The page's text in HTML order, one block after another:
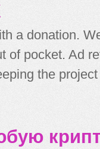
a donation.
of pocket. Ad
the